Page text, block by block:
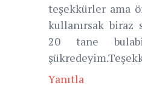
teşekkürler ama
kullanırsak biraz
20 tane
Yanıtla